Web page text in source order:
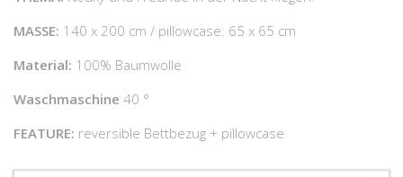
MASSE: 140 x 200 cm / pillowcase: 65 x 65 cm
Material: 100% Baumwolle
Waschmaschine 40 °
FEATURE: reversible Bettbezug + pillowcase